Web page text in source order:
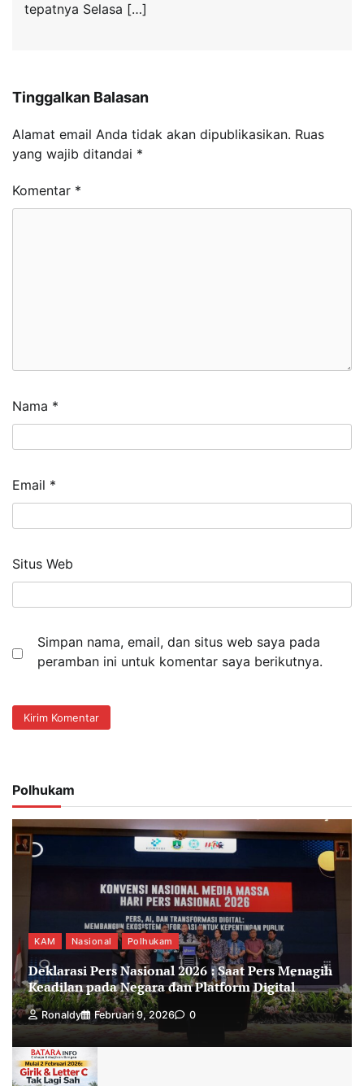
tepatnya Selasa […]
Tinggalkan Balasan
Alamat email Anda tidak akan dipublikasikan. Ruas
yang wajib ditandai *
Komentar *
Nama *
Email *
Situs Web
Simpan nama, email, dan situs web saya pada
peramban ini untuk komentar saya berikutnya.
Polhukam
KAM Nasional Polhukam
Deklarasi Pers Nasional 2026 : Saat Pers Menagih
Keadilan pada Negara dan Platform Digital
Ronaldy Februari 9, 2026 0